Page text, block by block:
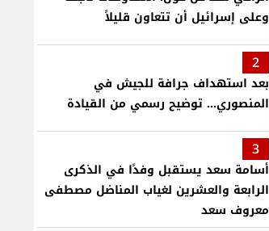
وعلى إسرائيل أن تتعاون قليلاً
2
بعد استهداف جرافة للجيش في
المنصوري... توضيح رسمي من القيادة
3
أسامة سعد يستقبل وفدًا في الذكرى
الرابعة والعشرين لغياب المناضل مصطفى
معروف سعد